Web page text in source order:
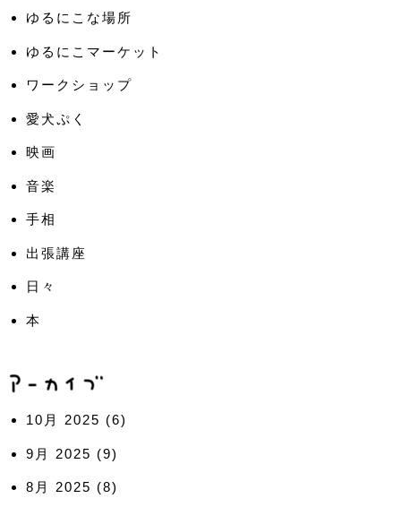
ゆるにこな場所
ゆるにこマーケット
ワークショップ
愛犬ぷく
映画
音楽
手相
出張講座
日々
本
10月 2025 (6)
9月 2025 (9)
8月 2025 (8)